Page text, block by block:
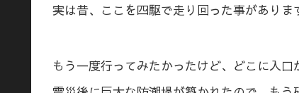
実は昔、ここを四駆で走り回った事がありま
もう一度行ってみたかったけど、どこに入口